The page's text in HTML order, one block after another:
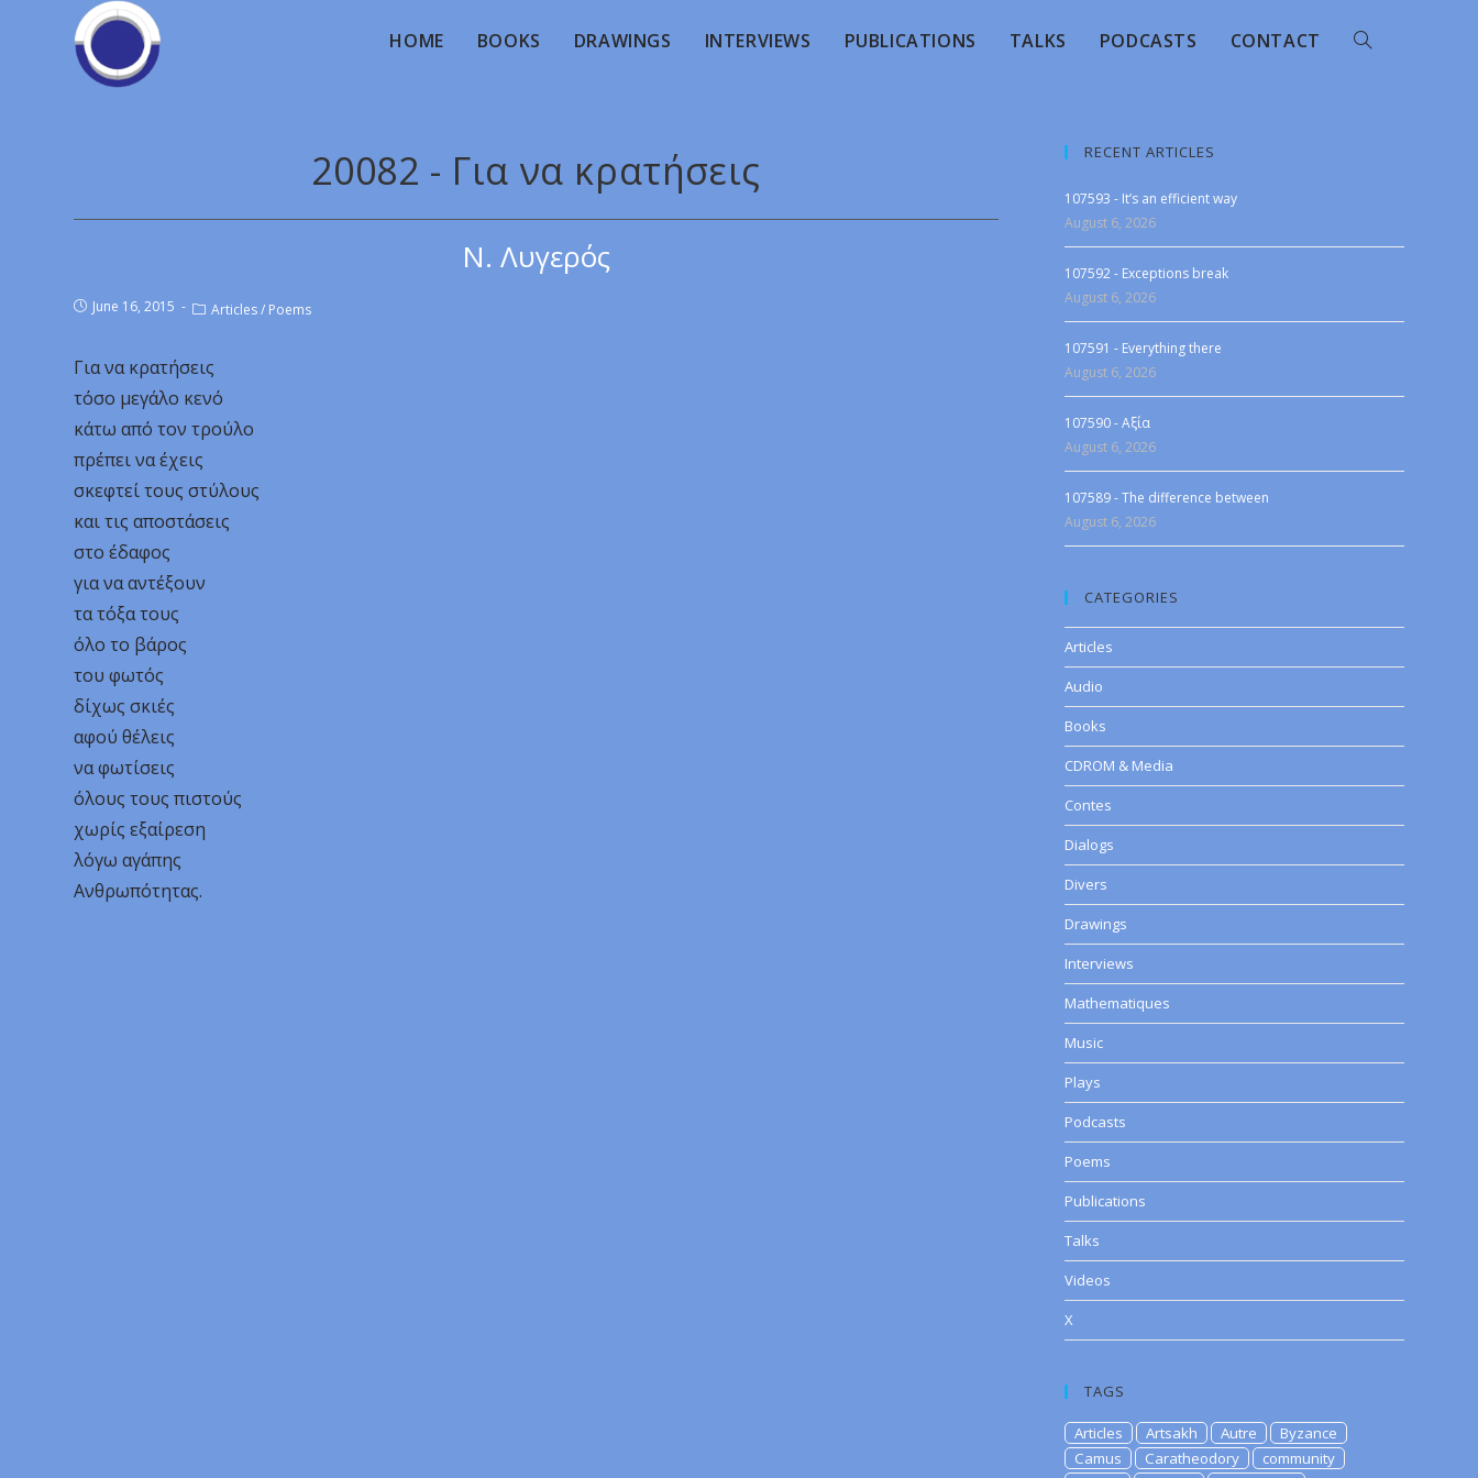
HOME BOOKS DRAWINGS INTERVIEWS PUBLICATIONS TALKS PODCASTS CONTACT
20082 - Για να κρατήσεις
Ν. Λυγερός
June 16, 2015 Articles/ Poems
Για να κρατήσεις
τόσο μεγάλο κενό
κάτω από τον τρούλο
πρέπει να έχεις
σκεφτεί τους στύλους
και τις αποστάσεις
στο έδαφος
για να αντέξουν
τα τόξα τους
όλο το βάρος
του φωτός
δίχως σκιές
αφού θέλεις
να φωτίσεις
όλους τους πιστούς
χωρίς εξαίρεση
λόγω αγάπης
Ανθρωπότητας.
RECENT ARTICLES
107593 - It’s an efficient way
August 6, 2026
107592 - Exceptions break
August 6, 2026
107591 - Everything there
August 6, 2026
107590 - Αξία
August 6, 2026
107589 - The difference between
August 6, 2026
CATEGORIES
Articles
Audio
Books
CDROM & Media
Contes
Dialogs
Divers
Drawings
Interviews
Mathematiques
Music
Plays
Podcasts
Poems
Publications
Talks
Videos
X
TAGS
Articles Artsakh Autre
Byzance
Camus
Caratheodory
community